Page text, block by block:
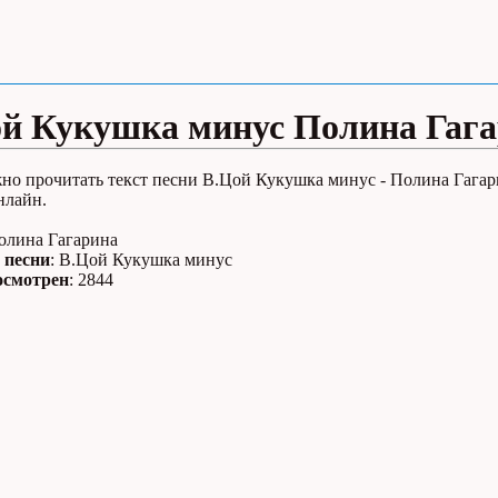
Кукушка минус Полина
прочитать текст песни В.Цой Кукушка минус - Полина
Гагарина
: В.Цой Кукушка минус
: 2844